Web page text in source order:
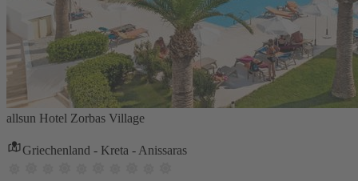
allsun Hotel Zorbas Village
Griechenland - Kreta - Anissaras